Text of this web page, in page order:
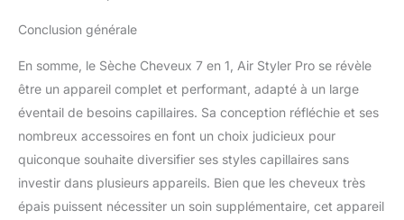
brosse soufflante
nécessitent plusieurs
exercices pour obtenir
optimal.
Conclusion générale
En somme, le Sèche Cheveux 7 en 1, Air Styler Pro se révèle
être un appareil complet et performant, adapté à un large
éventail de besoins capillaires. Sa conception réfléchie et ses
nombreux accessoires en font un choix judicieux pour
quiconque souhaite diversifier ses styles capillaires sans
investir dans plusieurs appareils. Bien que les cheveux très
épais puissent nécessiter un soin supplémentaire, cet appareil